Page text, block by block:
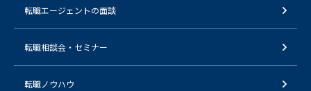
転職エージェントの面談
転職相談会・セミナー
転職ノウハウ